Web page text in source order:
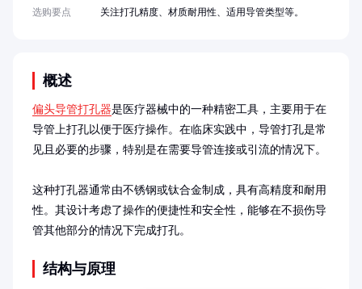
概述
偏头导管打孔器是医疗器械中的一种精密工具，主要用于在
导管上打孔以便于医疗操作。在临床实践中，导管打孔是常
见且必要的步骤，特别是在需要导管连接或引流的情况下。
这种打孔器通常由不锈钢或钛合金制成，具有高精度和耐用
性。其设计考虑了操作的便捷性和安全性，能够在不损伤导
管其他部分的情况下完成打孔。
结构与原理
选购要点
关注打孔精度、材质耐用性、适用导管类型等。